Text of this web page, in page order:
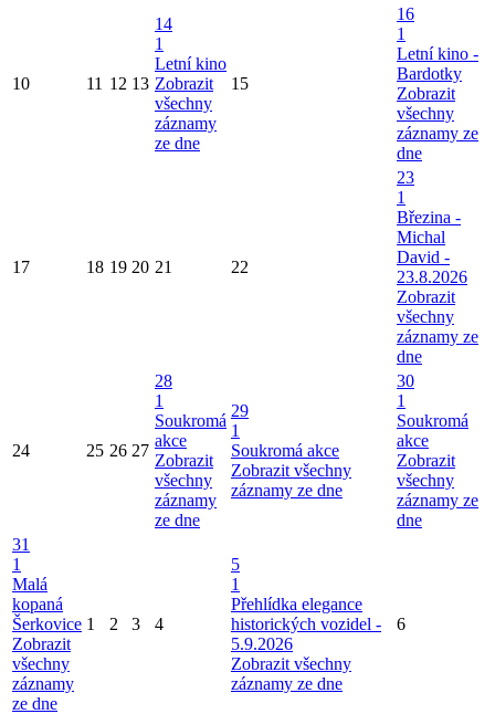
10 11 12 13
14
1
Letní kino
Zobrazit
všechny
záznamy
ze dne
15
16
1
Letní kino -
Bardotky
Zobrazit
všechny
záznamy ze
dne
17 18 19 20 21 22
23
1
Březina -
Michal
David -
23.8.2026
Zobrazit
všechny
záznamy ze
dne
24 25 26 27
28
1
Soukromá
akce
Zobrazit
všechny
záznamy
ze dne
29
1
Soukromá akce
Zobrazit všechny
záznamy ze dne
30
1
Soukromá
akce
Zobrazit
všechny
záznamy ze
dne
31
1
Malá
kopaná
Šerkovice
Zobrazit
všechny
záznamy
ze dne
1 2 3 4
5
1
Přehlídka elegance
historických vozidel -
5.9.2026
Zobrazit všechny
záznamy ze dne
6